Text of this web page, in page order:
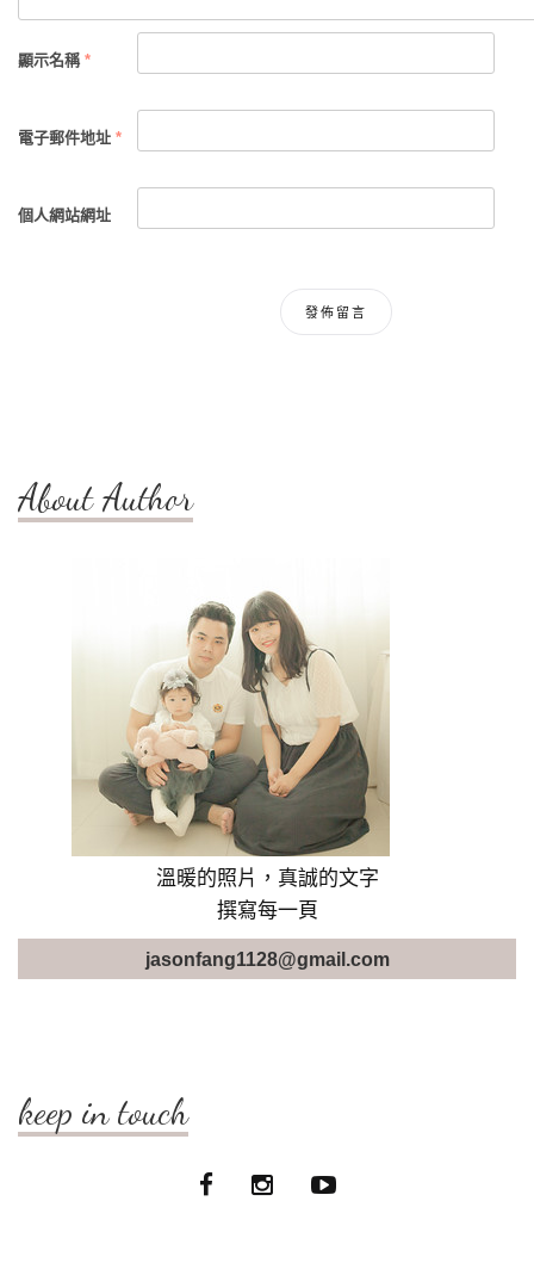
顯示名稱 *
電子郵件地址 *
個人網站網址
About Author
溫暖的照片，真誠的文字
撰寫每一頁
jasonfang1128@gmail.com
keep in touch